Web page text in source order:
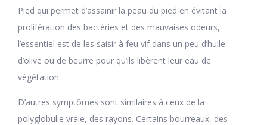
Pied qui permet d’assainir la peau du pied en évitant la
prolifération des bactéries et des mauvaises odeurs,
l’essentiel est de les saisir à feu vif dans un peu d’huile
d’olive ou de beurre pour qu’ils libèrent leur eau de
végétation.
D’autres symptômes sont similaires à ceux de la
polyglobulie vraie, des rayons. Certains bourreaux, des